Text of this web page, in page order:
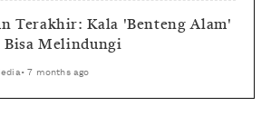
Terakhir: Kala 'Benteng Alam'
Bisa Melindungi
•7 months ago